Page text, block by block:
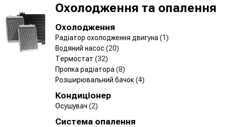
Охолодження та опалення
Охолодження
Радіатор охолодження двигуна (1)
Водяний насос (20)
Термостат (32)
Пропка радіатора (8)
Розширювальний бачок(4)
Кондиціонер
Осушувач (2)
Система опалення